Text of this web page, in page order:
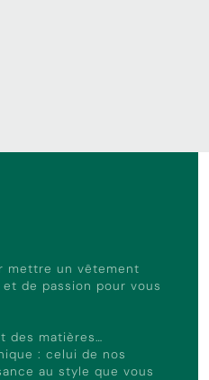
mettre un vêtement
de passion pour vous
des matières…
: celui de nos
au style que vous